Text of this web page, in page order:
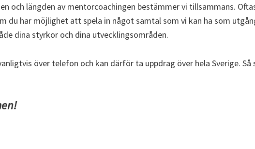
och längden av mentorcoachingen bestämmer vi tillsammans.
du har möjlighet att spela in något samtal som vi kan ha som
dina styrkor och dina utvecklingsområden.
över telefon och kan därför ta uppdrag över hela Sverige.